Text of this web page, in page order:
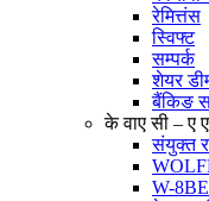
रेमित्तंस
स्विफ्ट
सम्पर्क
शेयर
बैंकिङ
के वाए सी – ए
संयुक्त
W-